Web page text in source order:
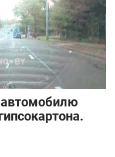
автомобилю